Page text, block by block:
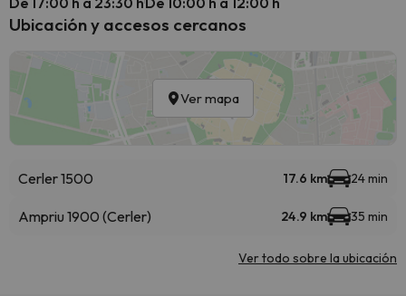
Ubicación y accesos cercanos
Ver mapa
Cerler 1500 17.6 km 24 min
Ampriu 1900 (Cerler) 24.9 km 35 min
Ver todo sobre la ubicación